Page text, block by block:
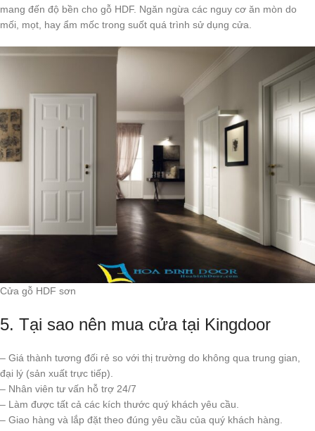
mang đến độ bền cho gỗ HDF. Ngăn ngừa các nguy cơ ăn mòn do
mối, mọt, hay ẩm mốc trong suốt quá trình sử dụng cửa.
Cửa gỗ HDF sơn
5. Tại sao nên mua cửa tại Kingdoor
– Giá thành tương đối rẻ so với thị trường do không qua trung gian,
đại lý (sản xuất trực tiếp).
– Nhân viên tư vấn hỗ trợ 24/7
– Làm được tất cả các kích thước quý khách yêu cầu.
– Giao hàng và lắp đặt theo đúng yêu cầu của quý khách hàng.